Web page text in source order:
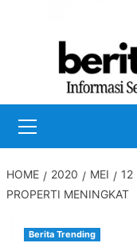
Menu
HOME 2020 MEI 12
PROPERTI MENINGKAT
Berita Trending